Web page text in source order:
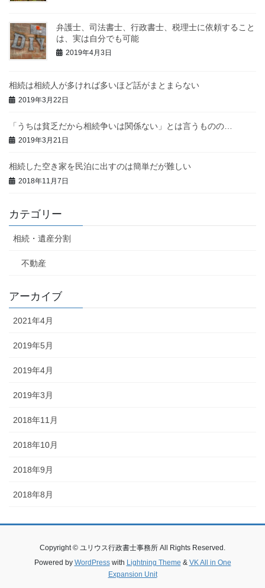
弁護士、司法書士、行政書士、税理士に依頼すること
は、実は自分でも可能
2019年4月3日
相続は相続人が多ければ多いほど話がまとまらない
2019年3月22日
「うちは貧乏だから相続争いは関係ない」とは言うものの…
2019年3月21日
相続した空き家を民泊に出すのは簡単だが難しい
2018年11月7日
カテゴリー
相続・遺産分割
不動産
アーカイブ
2021年4月
2019年5月
2019年4月
2019年3月
2018年11月
2018年10月
2018年9月
2018年8月
Copyright © ユリウス行政書士事務所 All Rights Reserved.
Powered by WordPresswith Lightning Theme & VK All in One
Expansion Unit